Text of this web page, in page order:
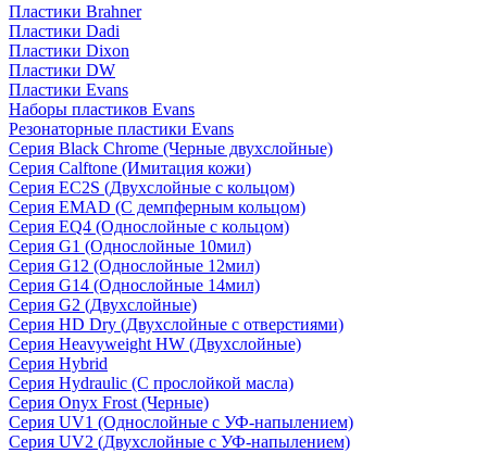
Пластики Brahner
Пластики Dadi
Пластики Dixon
Пластики DW
Пластики Evans
Наборы пластиков Evans
Резонаторные пластики Evans
Серия Black Chrome (Черные двухслойные)
Серия Calftone (Имитация кожи)
Серия EC2S (Двухслойные с кольцом)
Серия EMAD (С демпферным кольцом)
Серия EQ4 (Однослойные с кольцом)
Серия G1 (Однослойные 10мил)
Серия G12 (Однослойные 12мил)
Серия G14 (Однослойные 14мил)
Серия G2 (Двухслойные)
Серия HD Dry (Двухслойные с отверстиями)
Серия Heavyweight HW (Двухслойные)
Серия Hybrid
Серия Hydraulic (С прослойкой масла)
Серия Onyx Frost (Черные)
Серия UV1 (Однослойные с УФ-напылением)
Серия UV2 (Двухслойные с УФ-напылением)